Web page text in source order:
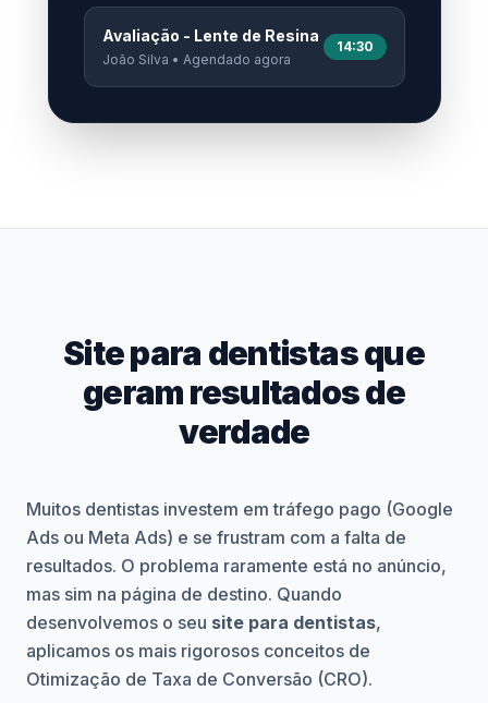
Avaliação - Lente de Resina
João Silva • Agendado agora
14:30
Site para dentistas que
geram resultados de
verdade
Muitos dentistas investem em tráfego pago (Google
Ads ou Meta Ads) e se frustram com a falta de
resultados. O problema raramente está no anúncio,
mas sim na página de destino. Quando
desenvolvemos o seu site para dentistas,
aplicamos os mais rigorosos conceitos de
Otimização de Taxa de Conversão (CRO).